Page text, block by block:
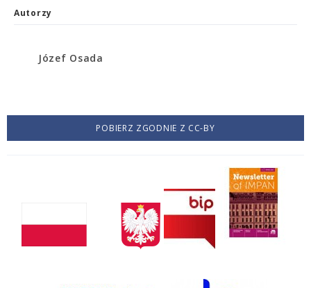
Autorzy
Józef Osada
POBIERZ ZGODNIE Z CC-BY